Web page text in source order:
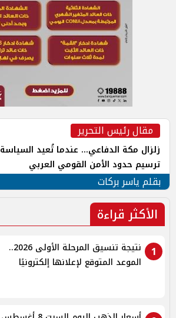
مقال رئيس التحرير
زلزال مكة الدفاعي... عندما تُعيد السياسة
ترسيم حدود الأمن القومي العربي
بقلم ياسر بركات
الأكثر قراءة
1
نتيجة تنسيق المرحلة الأولى 2026..
الموعد المتوقع لإعلانها إلكترونيًا